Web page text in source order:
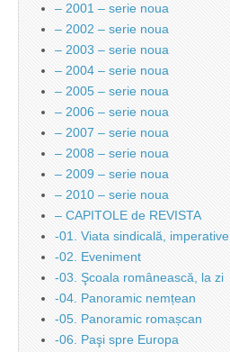
– 2001 – serie noua
– 2002 – serie noua
– 2003 – serie noua
– 2004 – serie noua
– 2005 – serie noua
– 2006 – serie noua
– 2007 – serie noua
– 2008 – serie noua
– 2009 – serie noua
– 2010 – serie noua
– CAPITOLE de REVISTA
-01. Viata sindicală, imperative
-02. Eveniment
-03. Şcoala românească, la zi
-04. Panoramic nemțean
-05. Panoramic romașcan
-06. Paşi spre Europa